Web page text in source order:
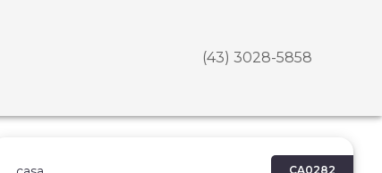
(43) 3028-5858
CA0282